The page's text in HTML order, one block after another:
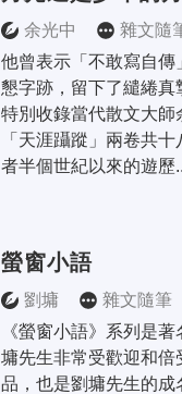
余光中 雜文隨
他曾表示「不敢寫自傳
懇字跡，留下了繾綣真
特別收錄當代散文大師
「天涯躡蹤」兩卷共
者半個世紀以來的遊歷..
螢窗小語
劉墉 雜文隨筆
《螢窗小語》系列是
墉先生非常受歡迎和倍
品，也是劉墉先生的成